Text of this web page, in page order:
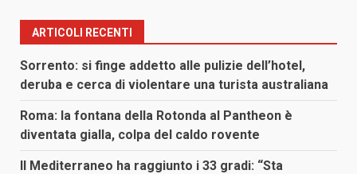
ARTICOLI RECENTI
Sorrento: si finge addetto alle pulizie dell’hotel,
deruba e cerca di violentare una turista australiana
Roma: la fontana della Rotonda al Pantheon è
diventata gialla, colpa del caldo rovente
Il Mediterraneo ha raggiunto i 33 gradi: “Sta